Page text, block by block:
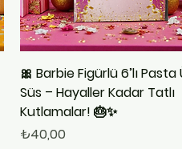
🎀 Barbie Figürlü 6’lı
Süs – Hayaller Kadar Tatlı
Kutlamalar! 🎂✨
Fiyat
₺40,00